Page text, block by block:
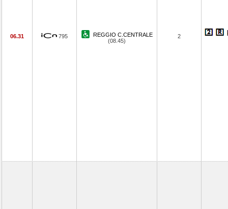
06.31 795
REGGIO C.CENTRALE
(08.45)
2